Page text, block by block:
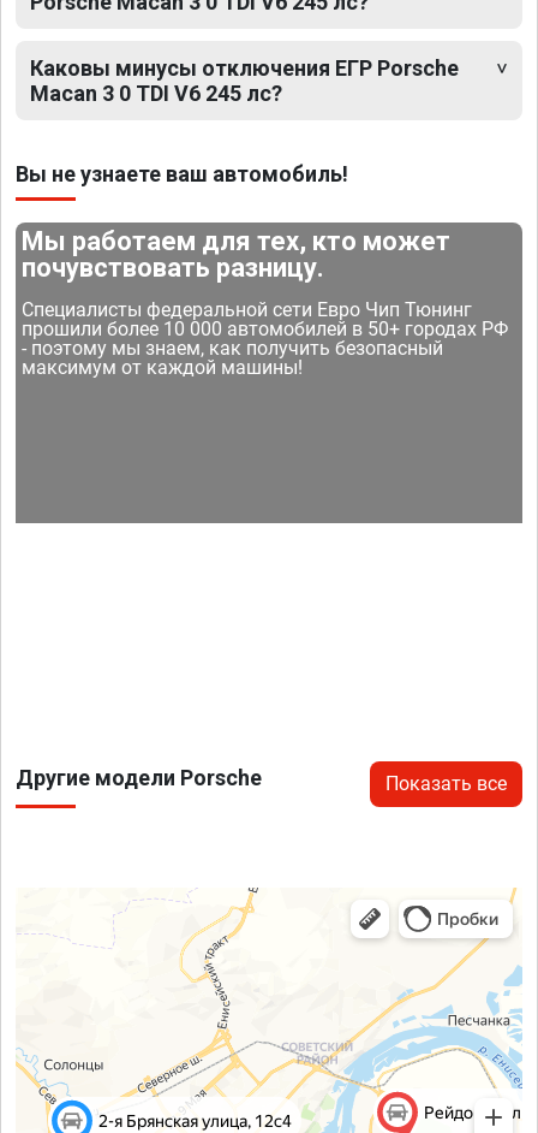
Каковы минусы отключения ЕГР Porsche
Macan 3 0 TDI V6 245 лс?
Вы не узнаете ваш автомобиль!
Мы работаем для тех, кто может
почувствовать разницу.
Специалисты федеральной сети Евро Чип Тюнинг
прошили более 10 000 автомобилей в 50+ городах РФ
- поэтому мы знаем, как получить безопасный
максимум от каждой машины!
Другие модели Porsche Показать все